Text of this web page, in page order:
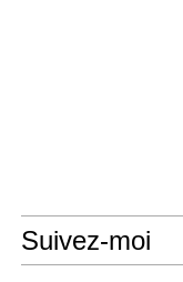
Suivez-moi